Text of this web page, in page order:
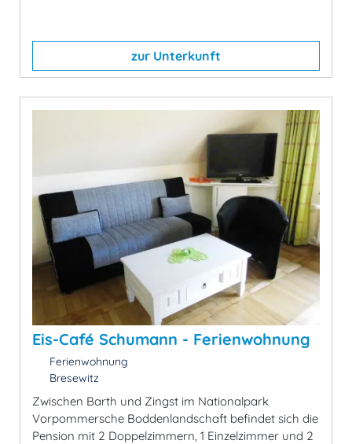
zur Unterkunft
Eis-Café Schumann - Ferienwohnung
Ferienwohnung
Bresewitz
Zwischen Barth und Zingst im Nationalpark
Vorpommersche Boddenlandschaft befindet sich die
Pension mit 2 Doppelzimmern, 1 Einzelzimmer und 2